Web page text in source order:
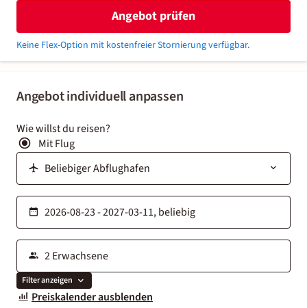
Angebot individuell anpassen
Wie willst du reisen?
Mit Flug
Filter anzeigen
Preiskalender ausblenden
Angebot prüfen
Keine Flex-Option mit kostenfreier Stornierung verfügbar.